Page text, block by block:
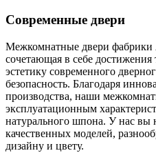
Современные двери
Межкомнатные двери
сочетающая в себе достижения
эстетику современного
безопасность. Благодаря
производства, наши
эксплуатационным
натурального шпона. У нас вы
качественных моделей,
дизайну и цвету.